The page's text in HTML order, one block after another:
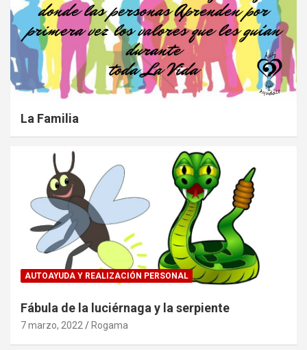
La Familia
AUTOAYUDA Y REALIZACIÓN PERSONAL
Fábula de la luciérnaga y la serpiente
7 marzo, 2022 Rogama